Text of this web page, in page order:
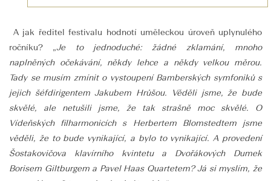
A jak ředitel festivalu hodnotí uměleckou úroveň uplynulého
ročníku? „Je to jednoduché: žádné zklamání, mnoho
naplněných očekávání, někdy lehce a někdy velkou měrou.
Tady se musím zmínit o vystoupení Bamberských symfoniků s
jejich šéfdirigentem Jakubem Hrůšou. Věděli jsme, že bude
skvělé, ale netušili jsme, že tak strašně moc skvělé. O
Vídeňských filharmonicích s Herbertem Blomstedtem jsme
věděli, že to bude vynikající, a bylo to vynikající. A provedení
Šostakovičova klavírního kvintetu a Dvořákových Dumek
Borisem Giltburgem a Pavel Haas Quartetem? Já si myslím, že